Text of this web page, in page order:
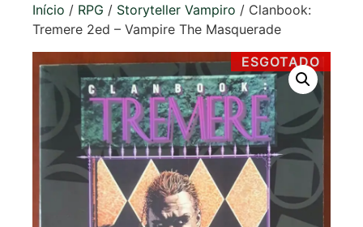
Início / RPG / Storyteller Vampiro / Clanbook:
Tremere 2ed – Vampire The Masquerade
ESGOTADO